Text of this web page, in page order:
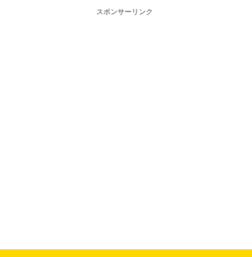
スポンサーリンク